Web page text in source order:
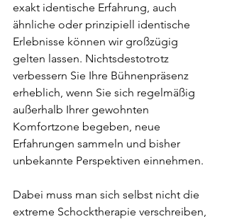
exakt identische Erfahrung, auch
ähnliche oder prinzipiell identische
Erlebnisse können wir großzügig
gelten lassen. Nichtsdestotrotz
verbessern Sie Ihre Bühnenpräsenz
erheblich, wenn Sie sich regelmäßig
außerhalb Ihrer gewohnten
Komfortzone begeben, neue
Erfahrungen sammeln und bisher
unbekannte Perspektiven einnehmen.
Dabei muss man sich selbst nicht die
extreme Schocktherapie verschreiben,